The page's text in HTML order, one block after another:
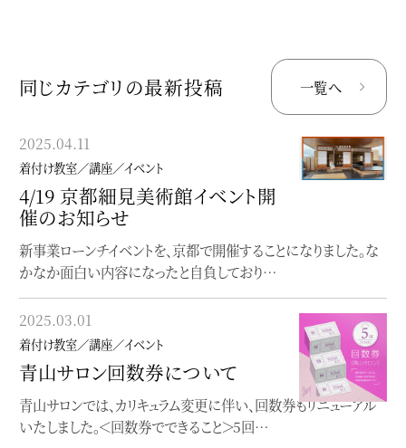
同じカテゴリの最新投稿 一覧へ
2025.04.11
着付け教室／講座／イベント
4/19 京都細見美術館イベント開
催のお知らせ
新事業ローンチイベントを、京都で開催することになりました。な
かなか面白い内容になったと自負しており…
2025.03.01
着付け教室／講座／イベント
青山サロン回数券について
青山サロンでは、カリキュラム変更に伴い、回数券もリニューアル
いたしました。＜回数券でできること＞5回…
2024.08.29
着付け教室／講座／イベント
個性にふれる、着物の楽しみ方
入門
〜どこから始めて良いか分からない貴方へ〜【座学】個性にふれ
る、着物の楽しみ方入門着付け（実技）を学…
2023.06.19
着付け教室／講座／イベント
オンラインレッスン
オンラインで完結する着物着付け教室